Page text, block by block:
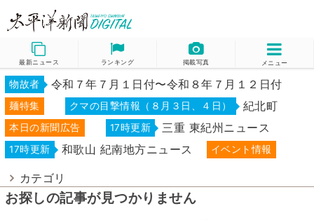
最新ニュース ランキング 掲載写真 メニュー
物故者 令和７年７月１日付〜令和８年７月１２日付
麺特集 クマの目撃情報（８月３日、４日） 紀北町
本日の新聞広告 17時更新 三重 東紀州ニュース
17時更新 和歌山 紀南地方ニュース イベント情報
カテゴリ
お探しの記事が見つかりません